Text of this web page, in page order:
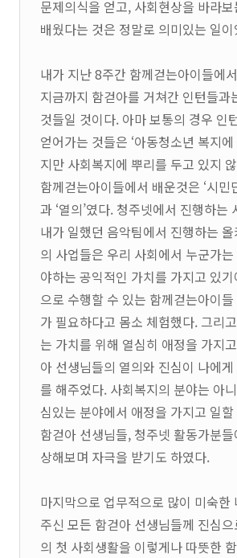
문제의식을 얻고, 사회현상을 바라
배웠다는 것은 정말로 의미있는 일
내가 지난 8주간 함께걷는아이들에
지금까지 함걷아를 거쳐간 인턴들과
것들일 것이다. 아마 보통의 경우 인
얻어가는 것들은 ‘아동청소년 복지에
지만 사회복지에 뿌리를 두고 있지
함께걷는아이들에서 배운것은 ‘시민
과 ‘열의’였다. 청주넷에서 진행하는
내가 일했던 음악팀에서 진행하는
의 사업들은 우리 사회에서 누군가
야하는 공익적인 가치를 가지고 있
으로 수행할 수 있는 함께걷는아이
가 필요하다고 몸소 체험했다. 그리
는 가치를 위해 열심히 애정을 가지
아 선생님들의 열의와 진심이 나에
를 해주었다. 사회복지의 분야는 아
심있는 분야에서 애정을 가지고 일
함걷아 선생님들, 청주넷 활동가분
상해보며 자극을 받기도 하였다.
마지막으로 업무적으로 많이 미숙한
주신 모든 함걷아 선생님들께 진심
의 첫 사회생활을 이렇게나 따뜻한